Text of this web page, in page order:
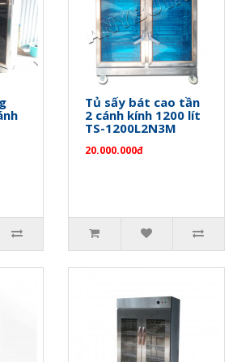
Tủ sấy bát cao tần
2 cánh kính 1200 lít
TS-1200L2N3M
20.000.000đ